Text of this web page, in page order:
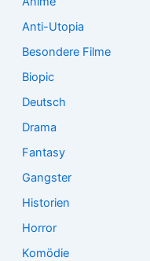
Anti-Utopia
Besondere Filme
Biopic
Deutsch
Drama
Fantasy
Gangster
Historien
Horror
Komödie